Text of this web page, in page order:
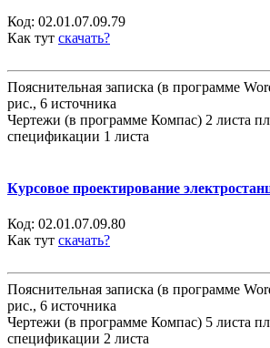
Код: 02.01.07.09.79
Как тут скачать?
Пояснительная записка (в программе
рис., 6 источника
Чертежи (в программе Компас) 2 листа
спецификации 1 листа
Курсовое проектирование
Код: 02.01.07.09.80
Как тут скачать?
Пояснительная записка (в программе
рис., 6 источника
Чертежи (в программе Компас) 5 листа
спецификации 2 листа